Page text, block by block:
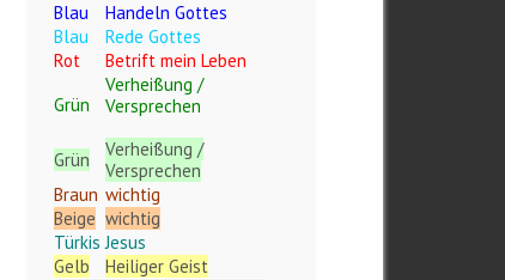
Blau
Handeln Gottes
Blau
Rede Gottes
Rot
Betrift mein Leben
Grün
Verheißung /
Versprechen
Grün
Verheißung /
Versprechen
Braun wichtig
Beige wichtig
Türkis Jesus
Gelb
Heiliger Geist